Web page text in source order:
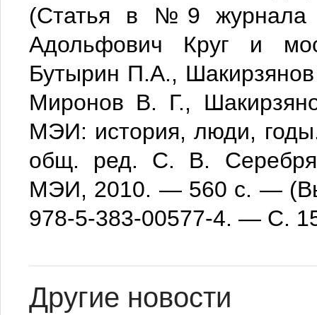
(Статья в №9 журнала
Адольфович Круг и
Бутырин П.А.,
Миронов В. Г.,
МЭИ: история, люди,
общ. ред. С. В.
МЭИ, 2010. — 560 с. —
978-5-383-00577-4. — С.
Другие новости